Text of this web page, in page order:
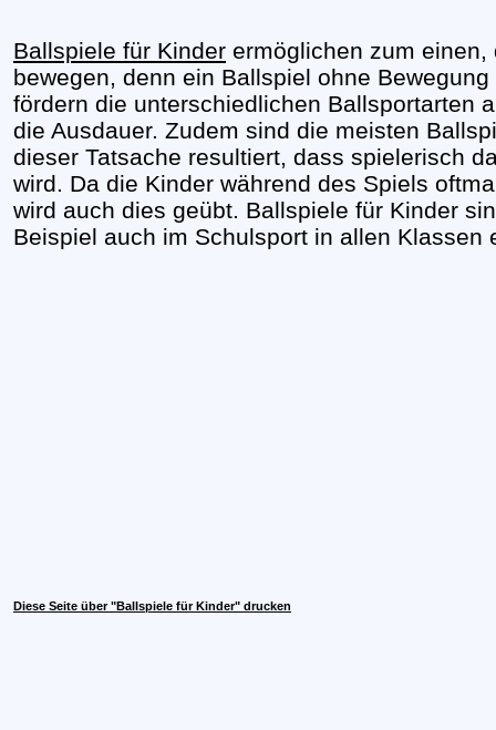
Ballspiele für Kinder ermöglichen zum
bewegen, denn ein Ballspiel ohne
fördern die unterschiedlichen Ballsportarten
die Ausdauer. Zudem sind die meisten
dieser Tatsache resultiert, dass spielerisch
wird. Da die Kinder während des Spiels
wird auch dies geübt. Ballspiele für Kinder
Beispiel auch im Schulsport in allen Klassen
Diese Seite über "Ballspiele für Kinder" drucken